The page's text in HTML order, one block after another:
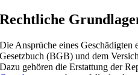
Rechtliche
Die Ansprüche eines Geschädigten
Gesetzbuch (BGB) und dem
Dazu gehören die Erstattung der